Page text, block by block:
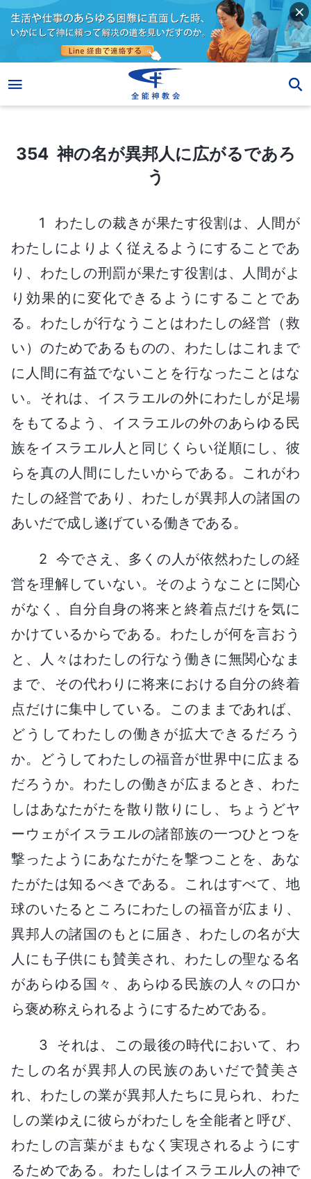
354 神の名が異邦人に広がるであろう
354 神の名が異邦人に広がるであろ
う
1 わたしの裁きが果たす役割は、人間が
わたしによりよく従えるようにすることであ
り、わたしの刑罰が果たす役割は、人間がよ
り効果的に変化できるようにすることであ
る。わたしが行なうことはわたしの経営（救
い）のためであるものの、わたしはこれまで
に人間に有益でないことを行なったことはな
い。それは、イスラエルの外にわたしが足場
をもてるよう、イスラエルの外のあらゆる民
族をイスラエル人と同じくらい従順にし、彼
らを真の人間にしたいからである。これがわ
たしの経営であり、わたしが異邦人の諸国の
あいだで成し遂げている働きである。
2 今でさえ、多くの人が依然わたしの経
営を理解していない。そのようなことに関心
がなく、自分自身の将来と終着点だけを気に
かけているからである。わたしが何を言おう
と、人々はわたしの行なう働きに無関心なま
まで、その代わりに将来における自分の終着
点だけに集中している。このままであれば、
どうしてわたしの働きが拡大できるだろう
か。どうしてわたしの福音が世界中に広まる
だろうか。わたしの働きが広まるとき、わた
しはあなたがたを散り散りにし、ちょうどヤ
ーウェがイスラエルの諸部族の一つひとつを
撃ったようにあなたがたを撃つことを、あな
たがたは知るべきである。これはすべて、地
球のいたるところにわたしの福音が広まり、
異邦人の諸国のもとに届き、わたしの名が大
人にも子供にも賛美され、わたしの聖なる名
があらゆる国々、あらゆる民族の人々の口か
ら褒め称えられるようにするためである。
3 それは、この最後の時代において、わ
たしの名が異邦人の民族のあいだで賛美さ
れ、わたしの業が異邦人たちに見られ、わた
しの業ゆえに彼らがわたしを全能者と呼び、
わたしの言葉がまもなく実現されるようにす
るためである。わたしはイスラエル人の神で